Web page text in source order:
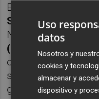
Entre ellas destaca
Sanders,
N
ationalTile
(NTCA) de Estados
oportunidades que
sobre pedestales
grandes espacios
Uso
datos
Nosotros y
cookies y
almacenar y
dispositivo y